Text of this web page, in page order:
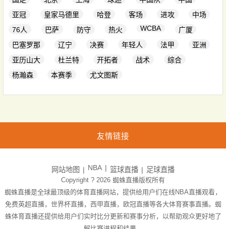
亚冠
皇家马德里 哈登 客场 进攻
中场
76人
巴萨 防守 热火 WCBA
广厦
巴塞罗那
辽宁 决赛 年轻人 法甲
亚洲
亚历山大
杜兰特 开拓者 战术
综合
杨瀚森
本赛季 尤文图斯
友情链接
网站地图 NBA 篮球直播 足球直播
Copyright ? 2026 蜘蛛直播版权所有
蜘蛛直播是全球最顶级的体育直播网站，提供给用户们在线NBA直播观看，
免费英超直播，世界杯直播，西甲直播，欧冠直播等各大体育赛事直播。蜘
蛛体育直播还提供给用户们实时比分更新和赛事分析，以帮助观众更好地了